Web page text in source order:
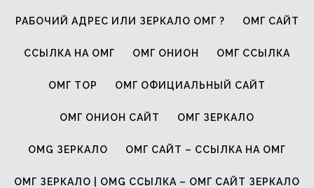
РАБОЧИЙ АДРЕС ИЛИ ЗЕРКАЛО ОМГ ? ОМГ САЙТ
ССЫЛКА НА ОМГ ОМГ ОНИОН ОМГ ССЫЛКА
ОМГ ТОР ОМГ ОФИЦИАЛЬНЫЙ САЙТ
ОМГ ОНИОН САЙТ ОМГ ЗЕРКАЛО
OMG ЗЕРКАЛО ОМГ САЙТ – ССЫЛКА НА ОМГ
ОМГ ЗЕРКАЛО | OMG ССЫЛКА – ОМГ САЙТ ЗЕРКАЛО